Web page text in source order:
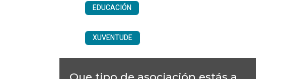
EDUCACIÓN
XUVENTUDE